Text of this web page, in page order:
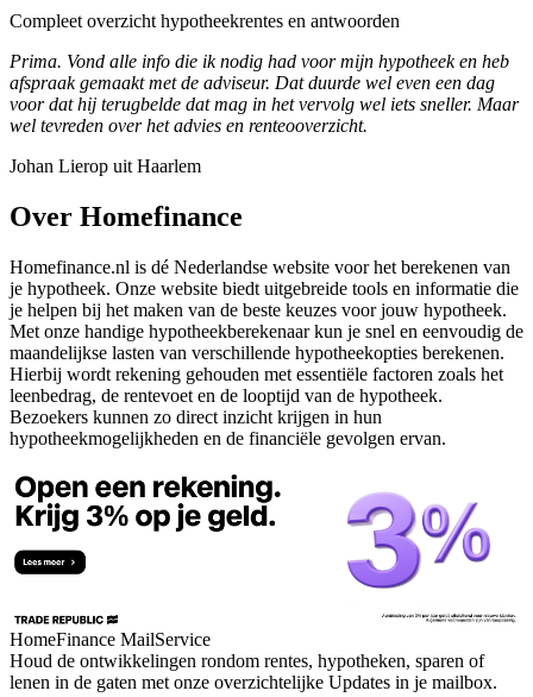
Compleet overzicht hypotheekrentes en antwoorden
Prima. Vond alle info die ik nodig had voor mijn hypotheek en heb
afspraak gemaakt met de adviseur. Dat duurde wel even een dag
voor dat hij terugbelde dat mag in het vervolg wel iets sneller. Maar
wel tevreden over het advies en renteooverzicht.
Johan Lierop uit Haarlem
Over Homefinance
Homefinance.nl is dé Nederlandse website voor het berekenen van
je hypotheek. Onze website biedt uitgebreide tools en informatie die
je helpen bij het maken van de beste keuzes voor jouw hypotheek.
Met onze handige hypotheekberekenaar kun je snel en eenvoudig de
maandelijkse lasten van verschillende hypotheekopties berekenen.
Hierbij wordt rekening gehouden met essentiële factoren zoals het
leenbedrag, de rentevoet en de looptijd van de hypotheek.
Bezoekers kunnen zo direct inzicht krijgen in hun
hypotheekmogelijkheden en de financiële gevolgen ervan.
HomeFinance MailService
Houd de ontwikkelingen rondom rentes, hypotheken, sparen of
lenen in de gaten met onze overzichtelijke Updates in je mailbox.